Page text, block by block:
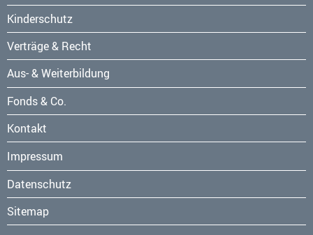
Navigation
überspringen
Kinderschutz
Verträge & Recht
Aus- & Weiterbildung
Fonds & Co.
Kontakt
Navigation
überspringen
Impressum
Datenschutz
Sitemap